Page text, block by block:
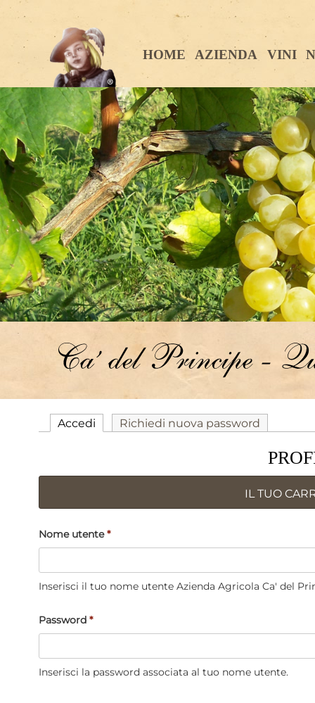
HOME AZIENDA VINI
SCHEDE PRIMARIE
Accedi (scheda attiva)
Richiedi nuova password
IL TUO
Nome utente*
Inserisci il tuo nome utente Azienda Agricola Ca' del
Password *
Inserisci la password associata al tuo nome utente.